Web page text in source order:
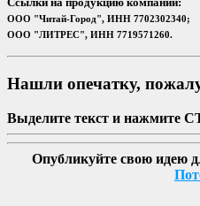
ООО "Читай-Город", ИНН 7702302340;
ООО "ЛИТРЕС", ИНН 7719571260.
Нашли опечатку,
Выделите текст и нажмите
Опубликуйте свою идею